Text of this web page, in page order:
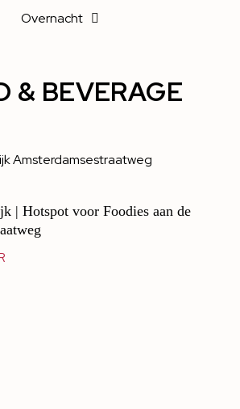
Overnacht
& BEVERAGE
| Hotspot voor Foodies aan de